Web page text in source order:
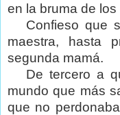
en la bruma de
Confieso que
maestra, hasta
segunda mamá.
De tercero a
mundo que más
que no